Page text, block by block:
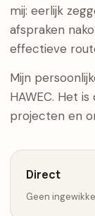
mij: eerlijk
afspraken
effectieve
Mijn
HAWEC. Het
projecten en
Direct
Geen